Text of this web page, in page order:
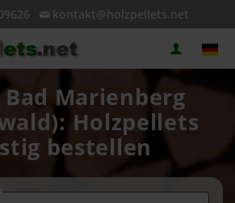
kontakt@holzpellets.net
Marienberg
Holzpellets
bestellen